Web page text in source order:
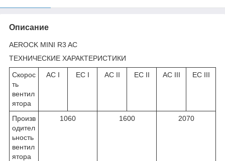
Описание
AEROCK MINI R3 AC
ТЕХНИЧЕСКИЕ ХАРАКТЕРИСТИКИ
Скорос
ть
вентил
ятора
AC I EC I AC II EC II AC III EC III
Произв
одител
ьность
вентил
ятора
1060 1600 2070